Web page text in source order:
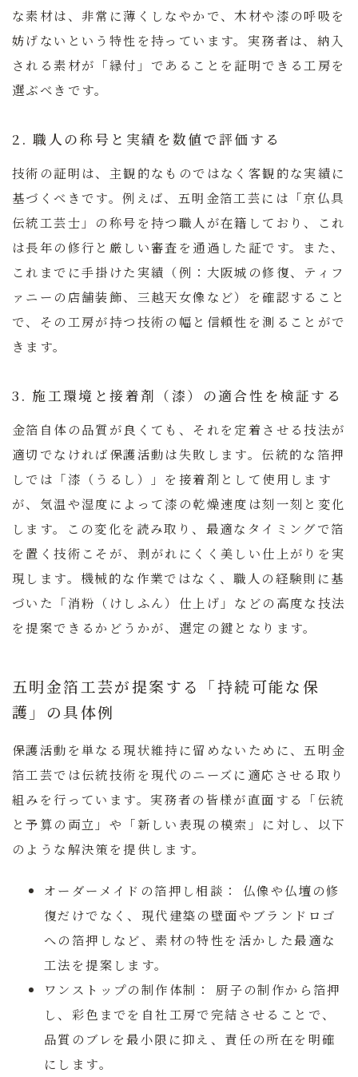
な素材は、非常に薄くしなやかで、木材や漆の呼吸を
妨げないという特性を持っています。実務者は、納入
される素材が「縁付」であることを証明できる工房を
選ぶべきです。
2. 職人の称号と実績を数値で評価する
技術の証明は、主観的なものではなく客観的な実績に
基づくべきです。例えば、 五明金箔工芸には「京仏具
伝統工芸士」の称号を持つ職人が在籍しており、これ
は長年の修行と厳しい審査を通過した証です。また、
これまでに手掛けた実績（例：大阪城の修復、ティフ
ァニーの店舗装飾、三越天女像など）を確認すること
で、その工房が持つ技術の幅と信頼性を測ることがで
きます。
3. 施工環境と接着剤（漆）の適合性を検証する
金箔自体の品質が良くても、それを定着させる技法が
適切でなければ保護活動は失敗します。伝統的な箔押
しでは「漆（うるし）」を接着剤として使用します
が、気温や湿度によって漆の乾燥速度は刻一刻と変化
します。この変化を読み取り、最適なタイミングで箔
を置く技術こそが、剥がれにくく美しい仕上がりを実
現します。機械的な作業ではなく、職人の経験則に基
づいた「消粉（けしふん）仕上げ」などの高度な技法
を提案できるかどうかが、選定の鍵となります。
五明金箔工芸が提案する「持続可能な保
護」の具体例
保護活動を単なる現状維持に留めないために、 五明金
箔工芸では伝統技術を現代のニーズに適応させる取り
組みを行っています。実務者の皆様が直面する「伝統
と予算の両立」や「新しい表現の模索」に対し、以下
のような解決策を提供します。
オーダーメイドの箔押し相談：
仏像や仏壇の修
復だけでなく、現代建築の壁面やブランドロゴ
への箔押しなど、素材の特性を活かした最適な
工法を提案します。
ワンストップの制作体制：
厨子の制作から箔押
し、彩色までを自社工房で完結させることで、
品質のブレを最小限に抑え、責任の所在を明確
にします。